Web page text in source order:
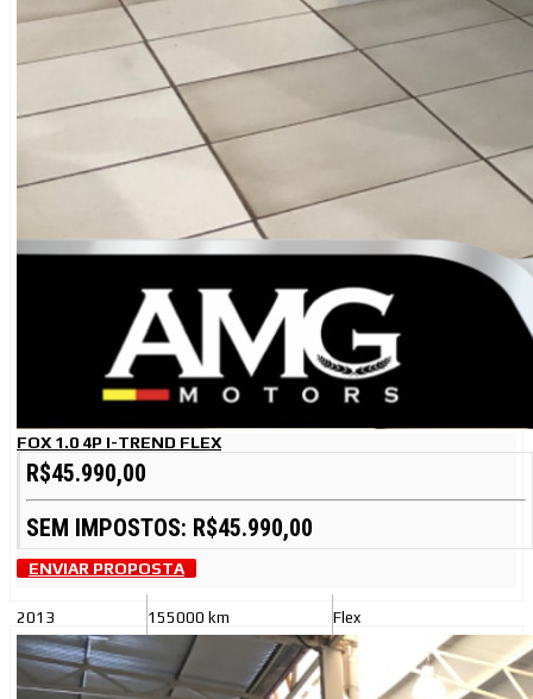
FOX 1.0 4P I-TREND FLEX
R$45.990,00
SEM IMPOSTOS: R$45.990,00
ENVIAR PROPOSTA
2013 155000 km Flex